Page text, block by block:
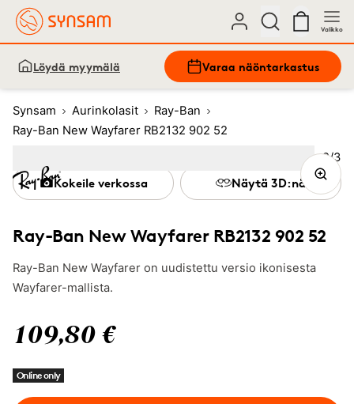
Valikko
Löydä myymälä Varaa näöntarkastus
Synsam Aurinkolasit
Ray-Ban
Ray-Ban New Wayfarer RB2132 902 52
Ray-Ban New Wayfarer RB2132 902 52
Ray-Ban New Wayfarer on uudistettu versio ikonisesta
Wayfarer-mallista.
109,80 €
Online only
Kokeile verkossa Näytä 3D:nä
Kuva
2/3
3